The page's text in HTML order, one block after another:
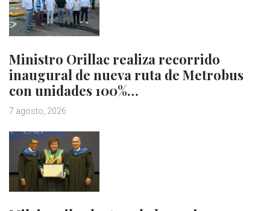
Ministro Orillac realiza recorrido
inaugural de nueva ruta de Metrobus
con unidades 100%…
7 agosto, 2026